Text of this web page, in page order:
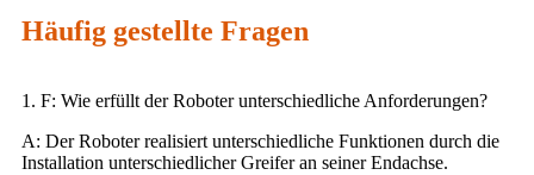
Häufig gestellte Fragen
1. F: Wie erfüllt der Roboter unterschiedliche Anforderungen?
A: Der Roboter realisiert unterschiedliche Funktionen durch die
Installation unterschiedlicher Greifer an seiner Endachse.